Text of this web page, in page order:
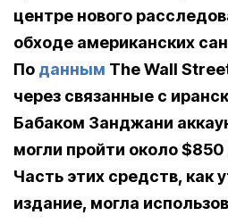
центре нового
обходе американских
По данным The Wall
через связанные с
Бабаком Занджани
могли пройти около $850
Часть этих средств, как
издание, могла